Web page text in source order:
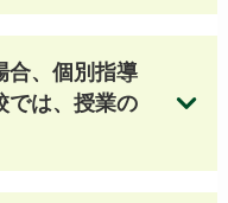
向丘高等学校
他
】
合、個別指導
では、授業の